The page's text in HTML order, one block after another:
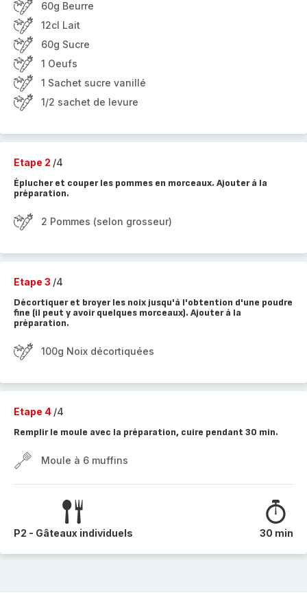
60g Beurre
12cl Lait
60g Sucre
1 Oeufs
1 Sachet sucre vanillé
1/2 sachet de levure
Etape 2 /4
Éplucher et couper les pommes en morceaux. Ajouter à la
préparation.
2 Pommes (selon grosseur)
Etape 3 /4
Décortiquer et broyer les noix jusqu'à l'obtention d'une poudre
fine (il peut y avoir quelques morceaux). Ajouter à la
préparation.
100g Noix décortiquées
Etape 4 /4
Remplir le moule avec la préparation, cuire pendant 30 min.
Moule à 6 muffins
P2 - Gâteaux individuels 30 min